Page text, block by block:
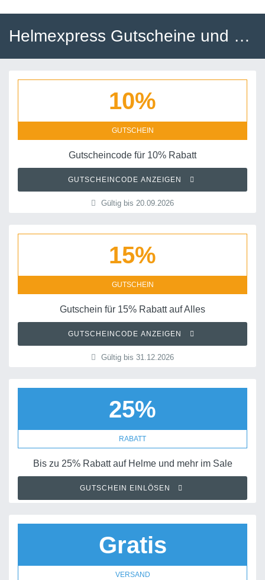
Helmexpress Gutscheine und Gutscheincodes
10%
GUTSCHEIN
Gutscheincode für 10% Rabatt
GUTSCHEINCODE ANZEIGEN
Gültig bis 20.09.2026
15%
GUTSCHEIN
Gutschein für 15% Rabatt auf Alles
GUTSCHEINCODE ANZEIGEN
Gültig bis 31.12.2026
25%
RABATT
Bis zu 25% Rabatt auf Helme und mehr im Sale
GUTSCHEIN EINLÖSEN
Gratis
VERSAND